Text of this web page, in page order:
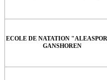
ECOLE DE NATATION
GANSHOREN